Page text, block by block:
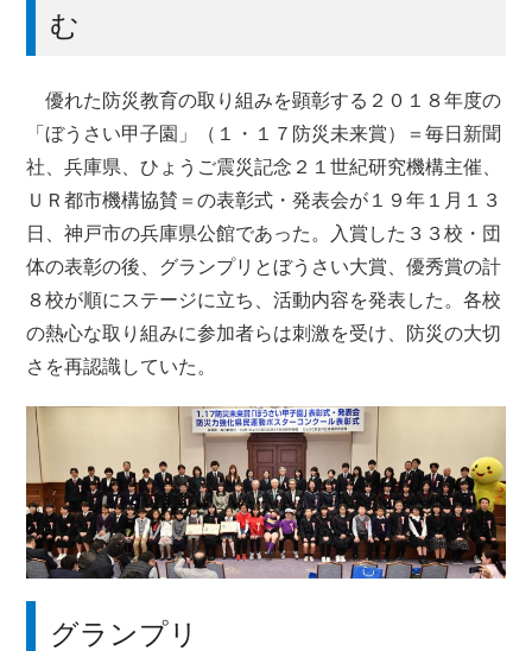
む
優れた防災教育の取り組みを顕彰する２０１８年度の
「ぼうさい甲子園」（１・１７防災未来賞）＝毎日新聞
社、兵庫県、ひょうご震災記念２１世紀研究機構主催、
ＵＲ都市機構協賛＝の表彰式・発表会が１９年１月１３
日、神戸市の兵庫県公館であった。入賞した３３校・団
体の表彰の後、グランプリとぼうさい大賞、優秀賞の計
８校が順にステージに立ち、活動内容を発表した。各校
の熱心な取り組みに参加者らは刺激を受け、防災の大切
さを再認識していた。
グランプリ